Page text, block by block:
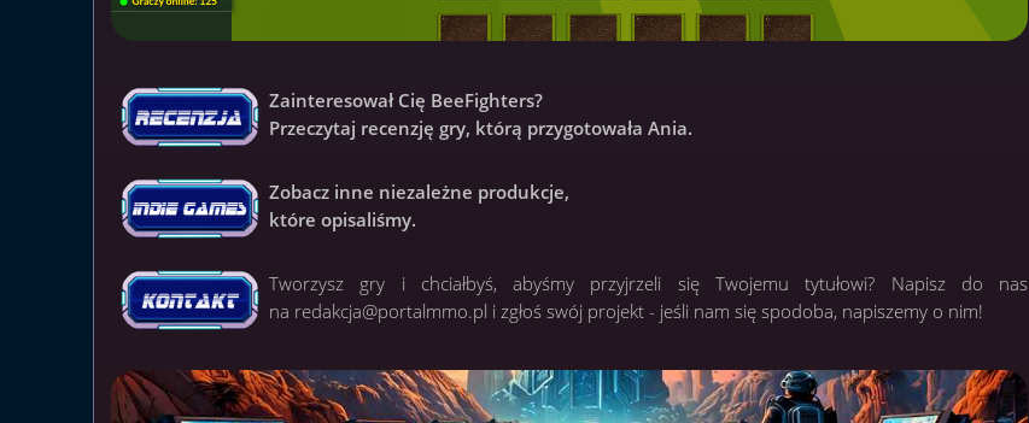
Zainteresował Cię BeeFighters?
Przeczytaj recenzję gry, którą przygotowała Ania.
Zobacz inne niezależne produkcje,
które opisaliśmy.
Tworzysz gry i chciałbyś, abyśmy przyjrzeli się Twojemu tytułowi? Napisz do nas
na redakcja@portalmmo.pl i zgłoś swój projekt - jeśli nam się spodoba, napiszemy o nim!